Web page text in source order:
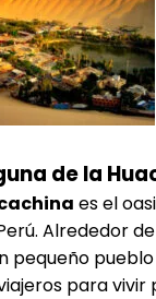
de la
es el
Alrededor
pequeño
para